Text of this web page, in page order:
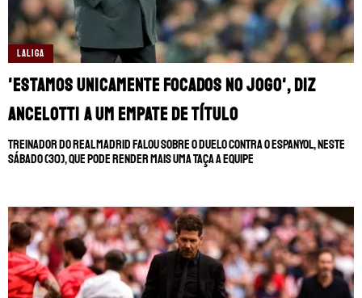
CAMPEONATOS
CHAMPIONS LEAGUE
LIGA PORTUGUESA
LIGUE 1
LA LIGA
MUNDIAL DE CLUBES
BRASILEIRÃO
TRANSFERÊNCIAS
LIGUE 1
CHAMPIONS LEAGUE
FUTEBOL EUROPEU
SOBRE NÓS
STAFF
CONTATO
ESCREVA NO FANÁTICOS
FUTBOLCENTROAMERICA
LALIGA
'Estamos unicamente focados no jogo', diz
Ancelotti a um empate de título
Treinador do Real Madrid falou sobre o duelo contra o Espanyol, neste
sábado (30), que pode render mais uma taça a equipe